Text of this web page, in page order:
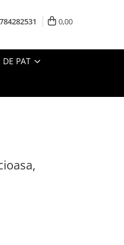
0,00
DE PAT